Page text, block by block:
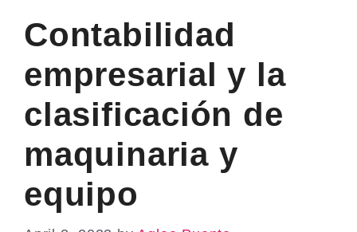
Contabilidad
empresarial y la
clasificación de
maquinaria y
equipo